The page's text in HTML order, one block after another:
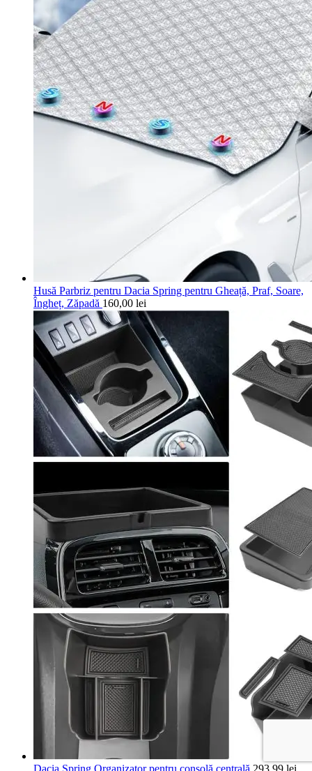
Husă Parbriz pentru Dacia Spring pentru Gheață, Praf, Soare,
Îngheț, Zăpadă 160,00 lei
Dacia Spring Organizator pentru consolă centrală 293,99 lei